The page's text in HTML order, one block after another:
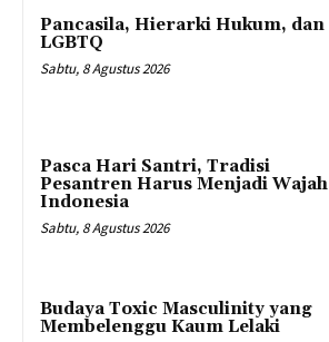
Pancasila, Hierarki Hukum, dan
LGBTQ
Sabtu, 8 Agustus 2026
Pasca Hari Santri, Tradisi
Pesantren Harus Menjadi Wajah
Indonesia
Sabtu, 8 Agustus 2026
Budaya Toxic Masculinity yang
Membelenggu Kaum Lelaki